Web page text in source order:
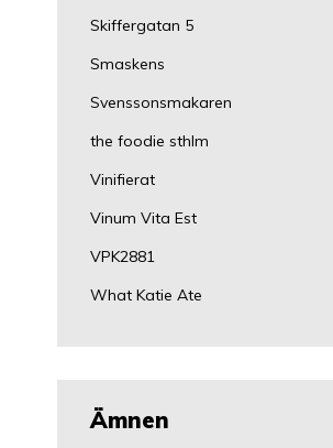
Skiffergatan 5
Smaskens
Svenssonsmakaren
the foodie sthlm
Vinifierat
Vinum Vita Est
VPK2881
What Katie Ate
Ämnen